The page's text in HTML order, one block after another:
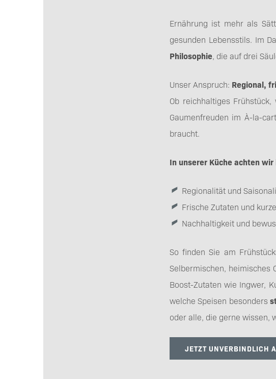
Ernährung ist mehr als
gesunden Lebensstils. Im
Philosophie, die auf drei
Unser Anspruch: Regional,
Ob reichhaltiges
Gaumenfreuden im À-la-
braucht.
In unserer Küche achten
Regionalität und
Frische Zutaten und
Nachhaltigkeit und
So finden Sie am
Selbermischen, heimisches
Boost-Zutaten wie Ingwer,
welche Speisen besonders
oder alle, die gerne wissen,
JETZT UNVERBINDLICH